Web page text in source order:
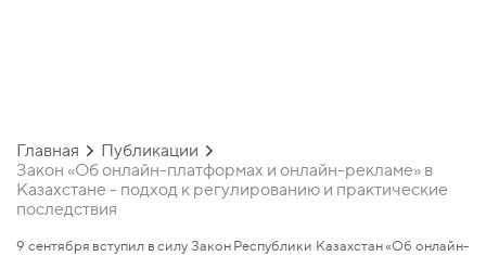
Главная
Публикации
Закон «Об онлайн-платформах и онлайн-рекламе» в
Казахстане - подход к регулированию и практические
последствия
9 сентября вступил в силу Закон Республики Казахстан «Об онлайн-